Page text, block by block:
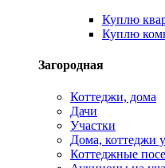
Куплю
Куплю
Загородная
Коттеджи, дома
Дачи
Участки
Дома, коттеджи
Коттеджные